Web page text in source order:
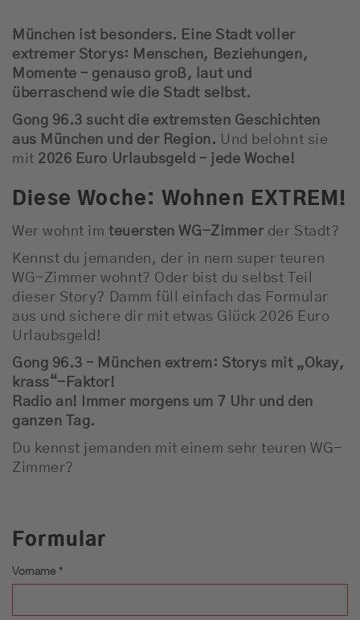
Musik
München ist besonders. Eine Stadt voller
extremer Storys: Menschen, Beziehungen,
Momente – genauso groß, laut und
überraschend wie die Stadt selbst.
Gong 96.3 sucht die extremsten Geschichten
aus München und der Region. Und belohnt sie
mit 2026 Euro Urlaubsgeld – jede Woche!
Diese Woche: Wohnen EXTREM!
Wer wohnt imteuersten WG-Zimmerder Stadt?
Kennst du jemanden, der in nem super teuren
WG-Zimmer wohnt? Oder bist du selbst Teil
dieser Story? Damm füll einfach das Formular
aus und sichere dir mit etwas Glück 2026 Euro
Urlaubsgeld!
Gong 96.3 – München extrem: Storys mit „Okay,
krass“-Faktor!
Radio an! Immer morgens um 7 Uhr und den
ganzen Tag.
Du kennst jemanden mit einem sehr teuren WG-
Zimmer?
Formular
Vorname *